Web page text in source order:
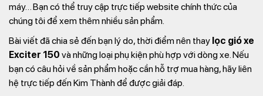
máy… Bạn có thể truy cập trực tiếp website chính thức của
chúng tôi để xem thêm nhiều sản phẩm.
Bài viết đã chia sẻ đến bạn lý do, thời điểm nên thay lọc gió xe
Exciter 150 và những loại phụ kiện phù hợp với dòng xe. Nếu
bạn có câu hỏi về sản phẩm hoặc cần hỗ trợ mua hàng, hãy liên
hệ trực tiếp đến Kim Thành để được giải đáp.